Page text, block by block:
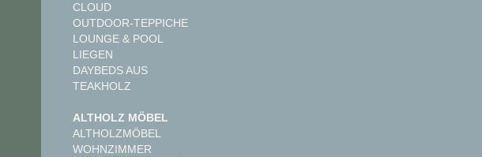
CLOUD
OUTDOOR-TEPPICHE
LOUNGE & POOL
LIEGEN
DAYBEDS AUS
TEAKHOLZ
ALTHOLZ MÖBEL
ALTHOLZMÖBEL
WOHNZIMMER